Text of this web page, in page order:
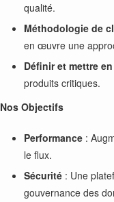
qualité.
Méthodologie de
en œuvre une
Définir et mettre
produits critiques.
Nos Objectifs
Performance :
le flux.
Sécurité : Une
gouvernance des